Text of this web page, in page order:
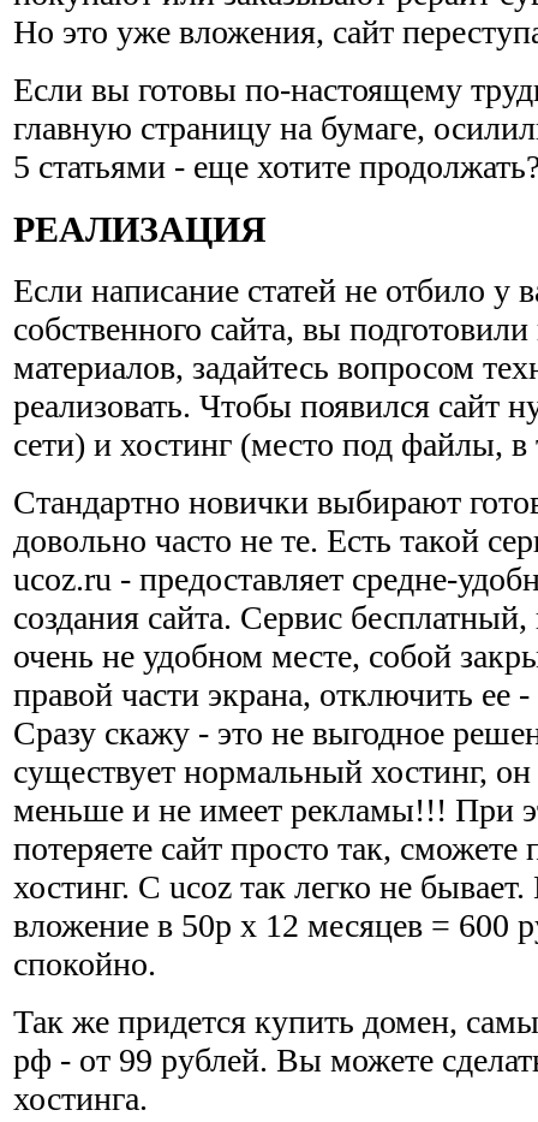
Но это уже вложения, сайт
Если вы готовы по-настоящему
главную страницу на бумаге,
5 статьями - еще хотите
РЕАЛИЗАЦИЯ
Если написание статей не отбило у
собственного сайта, вы
материалов, задайтесь вопросом
реализовать. Чтобы появился сайт
сети) и хостинг (место под файлы,
Стандартно новички выбирают
довольно часто не те. Есть такой
ucoz.ru - предоставляет средне-
создания сайта. Сервис
очень не удобном месте, собой
правой части экрана, отключить ее
Сразу скажу - это не выгодное
существует нормальный хостинг, он
меньше и не имеет рекламы!!! При
потеряете сайт просто так, сможете
хостинг. С ucoz так легко не
вложение в 50р х 12 месяцев = 600
спокойно.
Так же придется купить домен,
рф - от 99 рублей. Вы можете
хостинга.